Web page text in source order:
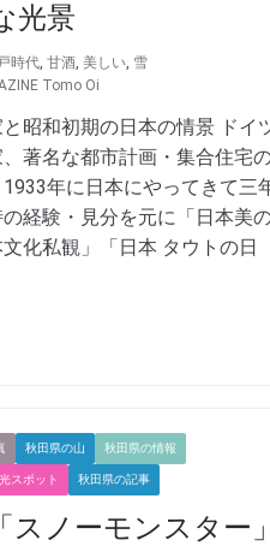
光景
時代, 甘酒, 美しい, 雪
Tomo Oi
と昭和初期の日本の情景 ドイ
著名な都市計画・集合住宅
年に日本にやってきて三
経験・見分を元に「日本美
化私観」「日本 タウトの日
秋田県の山 秋田県の情報
スポット 秋田県の記事
スノーモンスター」